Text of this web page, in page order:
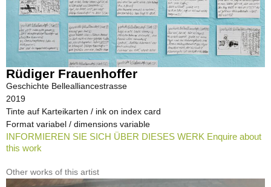
Rüdiger Frauenhoffer
Geschichte Bellealliancestrasse
2019
Tinte auf Karteikarten / ink on index card
Format variabel / dimensions variable
INFORMIEREN SIE SICH ÜBER DIESES WERK Enquire about
this work
Other works of this artist